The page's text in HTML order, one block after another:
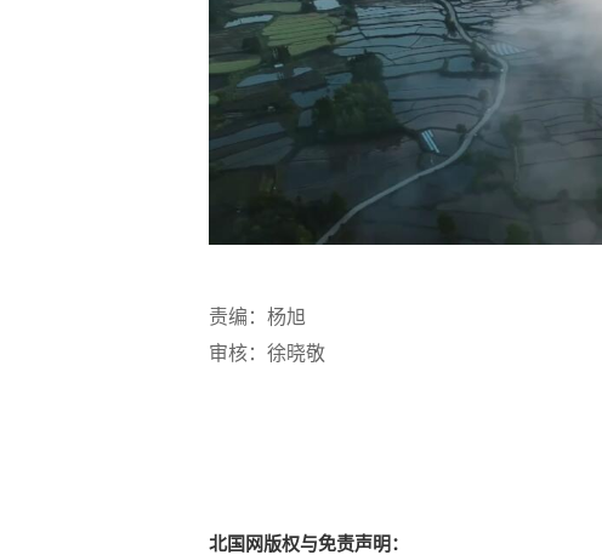
责编：杨旭
审核：徐晓敬
北国网版权与免责声明：